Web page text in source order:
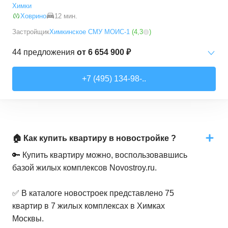
Химки
Ховрино
12 мин.
ЗастройщикХимкинское СМУ МОИС-1 (4,3 )
44 предложения от 6 654 900 ₽
2-комн. кв. от13 494 490 ₽
66,34–75,31м²
3-комн. кв. от14 068 110 ₽
69,16–99,52 м²
+7 (495) 134-98-..
🏠 Как купить квартиру в новостройке ?
🔑 Купить квартиру можно, воспользовавшись
базой жилых комплексов Novostroy.ru.
✅ В каталоге новостроек представлено 75
квартир в 7 жилых комплексах в Химках
Москвы.